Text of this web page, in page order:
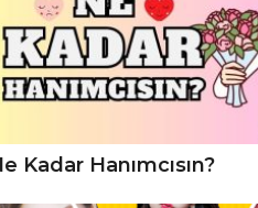
Kadar Hanımcısın?